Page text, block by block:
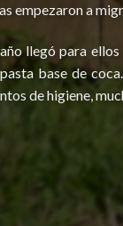
empezaron a
llegó para
base de
de higiene,